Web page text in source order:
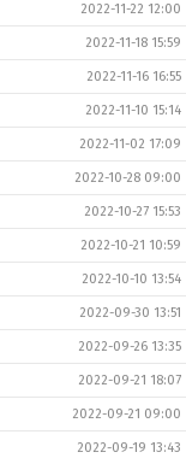
2022-11-22 12:00
2022-11-18 15:59
2022-11-16 16:55
2022-11-10 15:14
2022-11-02 17:09
2022-10-28 09:00
2022-10-27 15:53
2022-10-21 10:59
2022-10-10 13:54
2022-09-30 13:51
2022-09-26 13:35
2022-09-21 18:07
2022-09-21 09:00
2022-09-19 13:43